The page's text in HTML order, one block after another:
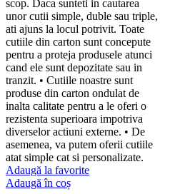
scop. Daca sunteti in cautarea
unor cutii simple, duble sau triple,
ati ajuns la locul potrivit. Toate
cutiile din carton sunt concepute
pentru a proteja produsele atunci
cand ele sunt depozitate sau in
tranzit. • Cutiile noastre sunt
produse din carton ondulat de
inalta calitate pentru a le oferi o
rezistenta superioara impotriva
diverselor actiuni externe. • De
asemenea, va putem oferii cutiile
atat simple cat si personalizate.
Adaugă la favorite
Adaugă în coș